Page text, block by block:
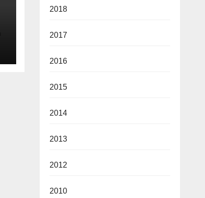
2018
2017
2016
2015
2014
2013
2012
2010